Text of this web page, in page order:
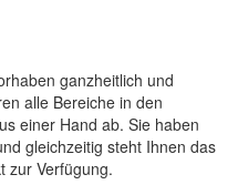
ganzheitlich und
alle Bereiche in den
einer Hand ab. Sie haben
gleichzeitig steht Ihnen das
zur Verfügung.